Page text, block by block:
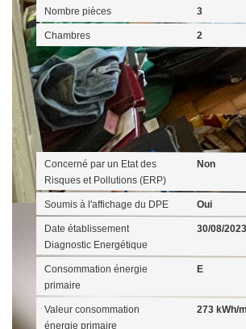
Nombre pièces 3
Chambres 2
Diagnostics
Concerné par un Etat des
Risques et Pollutions (ERP)
Non
Soumis à l'affichage du DPE Oui
Date établissement
Diagnostic Energétique
30/08/2023
Consommation énergie
primaire
E
Valeur consommation
énergie primaire
273 kWh/